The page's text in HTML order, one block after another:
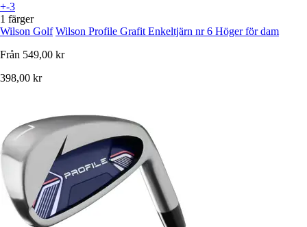
+-3
1 färger
Wilson Golf Wilson Profile Grafit Enkeltjärn nr 6 Höger för dam
Från 549,00 kr
398,00 kr